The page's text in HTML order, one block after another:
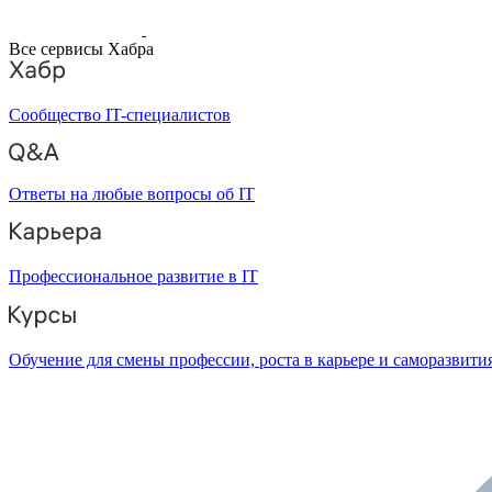
Все сервисы Хабра
Сообщество IT-специалистов
Ответы на любые вопросы об IT
Профессиональное развитие в IT
Обучение для смены профессии, роста в карьере и